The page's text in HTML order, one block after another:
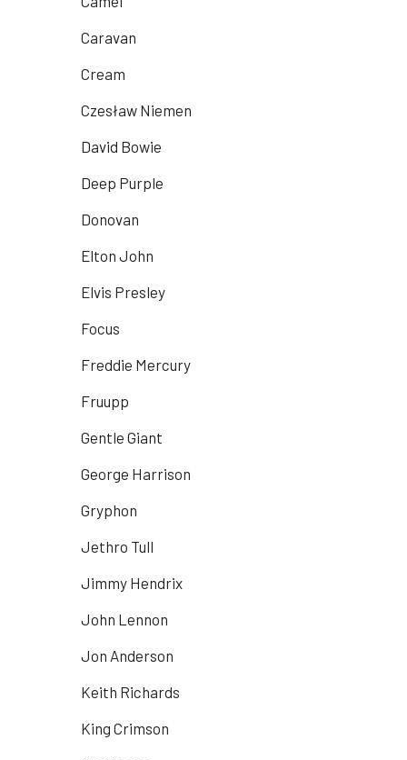
Caravan
Cream
Czesław Niemen
David Bowie
Deep Purple
Donovan
Elton John
Elvis Presley
Focus
Freddie Mercury
Fruupp
Gentle Giant
George Harrison
Gryphon
Jethro Tull
Jimmy Hendrix
John Lennon
Jon Anderson
Keith Richards
King Crimson